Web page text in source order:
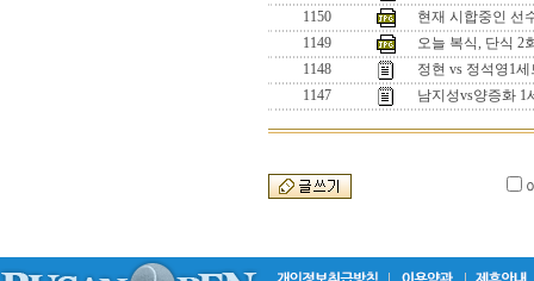
1150
현재 시합중인 선
1149
오늘 복식, 단식 2
1148
정현 vs 정석영1
1147
남지성vs양증화 1